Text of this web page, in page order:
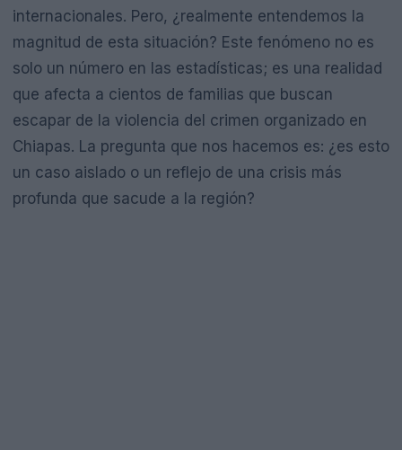
internacionales. Pero, ¿realmente entendemos la
magnitud de esta situación? Este fenómeno no es
solo un número en las estadísticas; es una realidad
que afecta a cientos de familias que buscan
escapar de la violencia del crimen organizado en
Chiapas. La pregunta que nos hacemos es: ¿es esto
un caso aislado o un reflejo de una crisis más
profunda que sacude a la región?